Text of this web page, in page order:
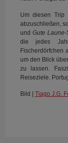
Um diesen Trip
abzuschließen,
und Gute Laune-
die jedes
Fischerdörfchen
um den Blick
zu lassen.
Reiseziele.
Bild | Tiago J.G.